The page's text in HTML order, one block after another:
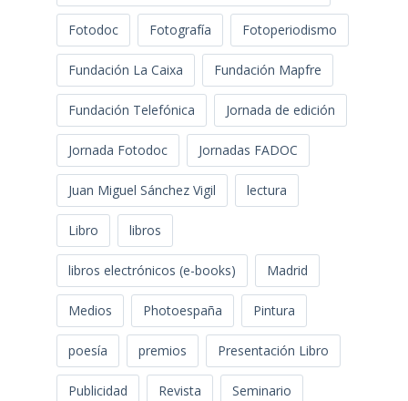
Fotodoc Fotografía Fotoperiodismo
Fundación La Caixa Fundación Mapfre
Fundación Telefónica Jornada de edición
Jornada Fotodoc Jornadas FADOC
Juan Miguel Sánchez Vigil lectura
Libro libros
libros electrónicos (e-books) Madrid
Medios Photoespaña Pintura
poesía premios Presentación Libro
Publicidad Revista Seminario